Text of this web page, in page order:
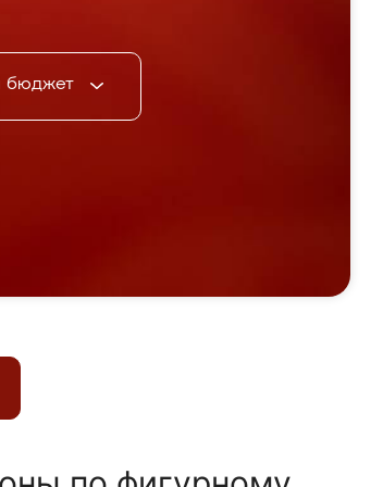
бюджет